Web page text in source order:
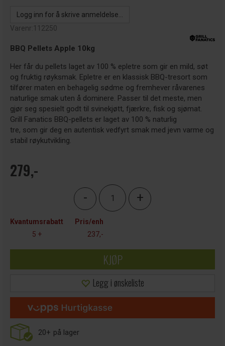
Logg inn for å skrive anmeldelse...
Varenr:112250
BBQ Pellets Apple 10kg
Her får du pellets laget av 100 % epletre som gir en mild, søt
og fruktig røyksmak. Epletre er en klassisk BBQ-tresort som
tilfører maten en behagelig sødme og fremhever råvarenes
naturlige smak uten å dominere. Passer til det meste, men
gjør seg spesielt godt til svinekjøtt, fjærkre, fisk og sjømat.
Grill Fanatics BBQ-pellets er laget av 100 % naturlig
tre, som gir deg en autentisk vedfyrt smak med jevn varme og
stabil røykutvikling.
279,-
- +
Kvantumsrabatt
Pris/enh
5 +
237,-
KJØP
Legg i ønskeliste
20+ på lager